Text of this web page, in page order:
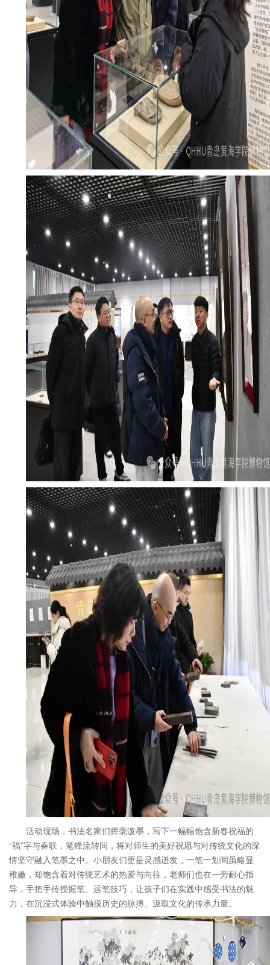
活动现场，书法名家们挥毫泼墨，写下一幅幅饱含新春祝福的
“福”字与春联，笔锋流转间，将对师生的美好祝愿与对传统文化的深
情坚守融入笔墨之中。小朋友们更是灵感迸发，一笔一划间虽略显
稚嫩，却饱含着对传统艺术的热爱与向往，老师们也在一旁耐心指
导，手把手传授握笔、运笔技巧，让孩子们在实践中感受书法的魅
力，在沉浸式体验中触摸历史的脉搏、汲取文化的传承力量。